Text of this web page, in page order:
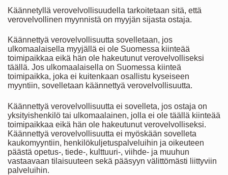
Käännetyllä verovelvollisuudella tarkoitetaan sitä, että
verovelvollinen myynnistä on myyjän sijasta ostaja.
Käännettyä verovelvollisuutta sovelletaan, jos
ulkomaalaisella myyjällä ei ole Suomessa kiinteää
toimipaikkaa eikä hän ole hakeutunut verovelvolliseksi
täällä. Jos ulkomaalaisella on Suomessa kiinteä
toimipaikka, joka ei kuitenkaan osallistu kyseiseen
myyntiin, sovelletaan käännettyä verovelvollisuutta.
Käännettyä verovelvollisuutta ei sovelleta, jos ostaja on
yksityishenkilö tai ulkomaalainen, jolla ei ole täällä kiinteää
toimipaikkaa eikä hän ole hakeutunut verovelvolliseksi.
Käännettyä verovelvollisuutta ei myöskään sovelleta
kaukomyyntiin, henkilökuljetuspalveluihin ja oikeuteen
päästä opetus-, tiede-, kulttuuri-, viihde- ja muuhun
vastaavaan tilaisuuteen sekä pääsyyn välittömästi liittyviin
palveluihin.